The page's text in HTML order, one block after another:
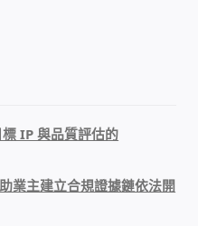
數位IP通訊系統
IP 與品質評估的
業主建立合規證據鏈依法開